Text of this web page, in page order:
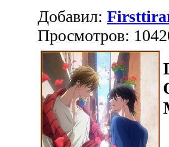
Добавил:
Просмотров: